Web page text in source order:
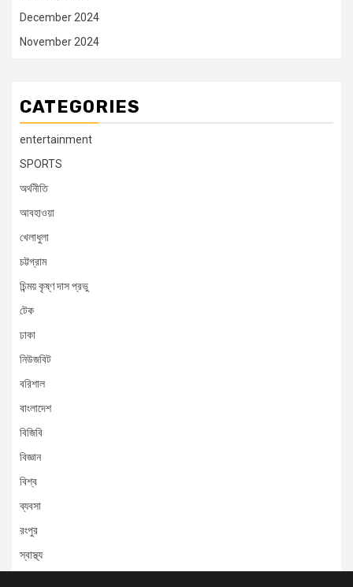
December 2024
November 2024
CATEGORIES
entertainment
SPORTS
অর্থনীতি
আবহাওয়া
খেলাধুলা
চট্টগ্রাম
চিন্ময় কৃষ্ণ দাস প্রভু
টেক
ঢাকা
নিউজবিট
বরিশাল
বাংলাদেশ
বিজিবি
বিজ্ঞান
বিশ্ব
ব্যবসা
রংপুর
স্বাস্থ্য